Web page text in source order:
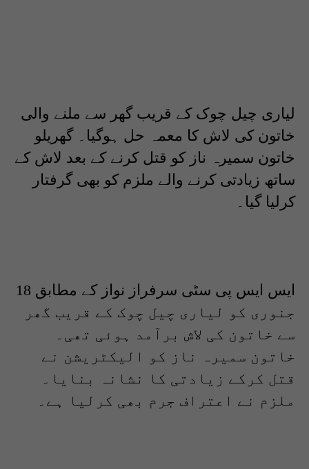
لیاری چیل چوک کے قریب گھر سے ملنے والی
خاتون کی لاش کا معمہ حل ہوگیا۔ گھریلو
خاتون سمیرہ ناز کو قتل کرنے کے بعد لاش کے
ساتھ زیادتی کرنے والے ملزم کو بھی گرفتار
کرلیا گیا۔
ایس ایس پی سٹی سرفراز نواز کے مطابق 18
جنوری کو لیاری چیل چوک کے قریب گھر
سے خاتون کی لاش برآمد ہوئی تھی۔
خاتون سمیرہ ناز کو الیکٹریشن نے
قتل کرکے زیادتی کا نشانہ بنایا۔
ملزم نے اعتراف جرم بھی کرلیا ہے۔